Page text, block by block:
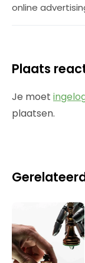
online
Plaats
Je moet
plaatsen.